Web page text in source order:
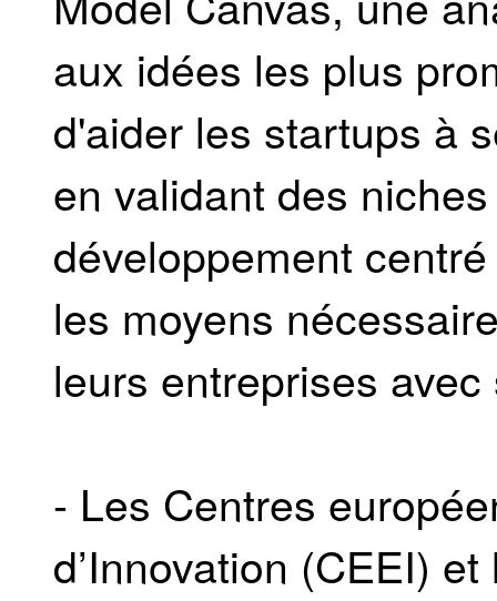
aux idées les plus
d'aider les startups à
en validant des
développement
les moyens
leurs entreprises
- Les Centres
d’Innovation (CEEI)